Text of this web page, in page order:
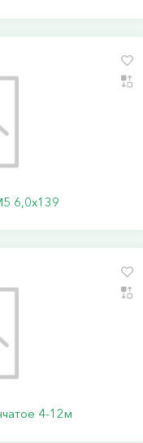
6,0х139
4-12м